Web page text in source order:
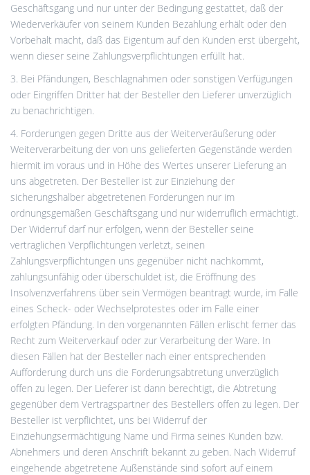
Geschäftsgang und nur unter der Bedingung gestattet, daß der
Wiederverkäufer von seinem Kunden Bezahlung erhält oder den
Vorbehalt macht, daß das Eigentum auf den Kunden erst übergeht,
wenn dieser seine Zahlungsverpflichtungen erfüllt hat.
3. Bei Pfändungen, Beschlagnahmen oder sonstigen Verfügungen
oder Eingriffen Dritter hat der Besteller den Lieferer unverzüglich
zu benachrichtigen.
4. Forderungen gegen Dritte aus der Weiterveräußerung oder
Weiterverarbeitung der von uns gelieferten Gegenstände werden
hiermit im voraus und in Höhe des Wertes unserer Lieferung an
uns abgetreten. Der Besteller ist zur Einziehung der
sicherungshalber abgetretenen Forderungen nur im
ordnungsgemäßen Geschäftsgang und nur widerruflich ermächtigt.
Der Widerruf darf nur erfolgen, wenn der Besteller seine
vertraglichen Verpflichtungen verletzt, seinen
Zahlungsverpflichtungen uns gegenüber nicht nachkommt,
zahlungsunfähig oder überschuldet ist, die Eröffnung des
Insolvenzverfahrens über sein Vermögen beantragt wurde, im Falle
eines Scheck- oder Wechselprotestes oder im Falle einer
erfolgten Pfändung. In den vorgenannten Fällen erlischt ferner das
Recht zum Weiterverkauf oder zur Verarbeitung der Ware. In
diesen Fällen hat der Besteller nach einer entsprechenden
Aufforderung durch uns die Forderungsabtretung unverzüglich
offen zu legen. Der Lieferer ist dann berechtigt, die Abtretung
gegenüber dem Vertragspartner des Bestellers offen zu legen. Der
Besteller ist verpflichtet, uns bei Widerruf der
Einziehungsermächtigung Name und Firma seines Kunden bzw.
Abnehmers und deren Anschrift bekannt zu geben. Nach Widerruf
eingehende abgetretene Außenstände sind sofort auf einem